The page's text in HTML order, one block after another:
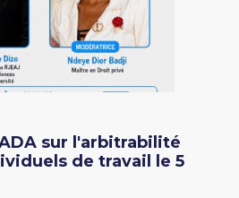
sur l'arbitrabilité
de travail le 5